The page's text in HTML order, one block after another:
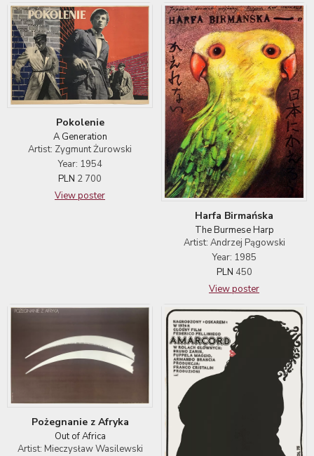
Pokolenie
A Generation
Artist: Zygmunt Żurowski
Year: 1954
PLN 2 700
View poster
Harfa Birmańska
The Burmese Harp
Artist: Andrzej Pągowski
Year: 1985
PLN 450
View poster
Pożegnanie z Afryka
Out of Africa
Artist: Mieczysław Wasilewski